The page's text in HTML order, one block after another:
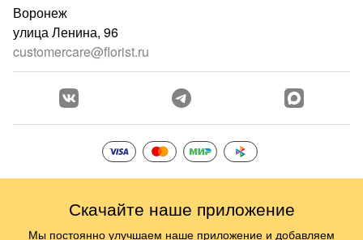
Воронеж
улица Ленина, 96
customercare@florist.ru
Скачайте наше приложение
Мы постоянно улучшаем наше приложение и добавляем